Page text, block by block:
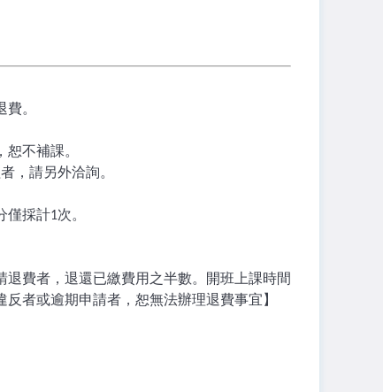
。
不補課。
，請另外洽詢。
僅採計1次。
費者，退還已繳費用之半數。開班上課時間
者或逾期申請者，恕無法辦理退費事宜】